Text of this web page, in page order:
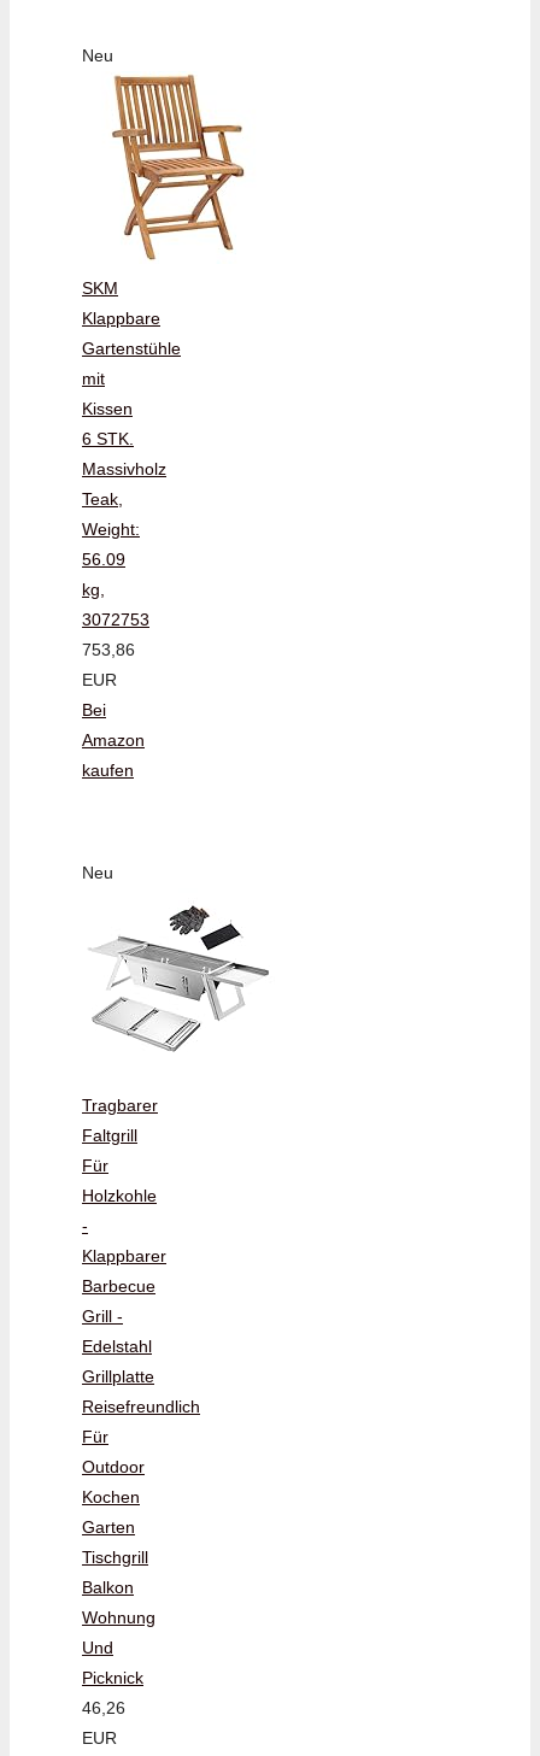
Neu
SKM
Klappbare
Gartenstühle
mit
Kissen
6 STK.
Massivholz
Teak,
Weight:
56.09
kg,
3072753
753,86
EUR
Bei
Amazon
kaufen
Neu
Tragbarer
Faltgrill
Für
Holzkohle
-
Klappbarer
Barbecue
Grill -
Edelstahl
Grillplatte
Reisefreundlich
Für
Outdoor
Kochen
Garten
Tischgrill
Balkon
Wohnung
Und
Picknick
46,26
EUR